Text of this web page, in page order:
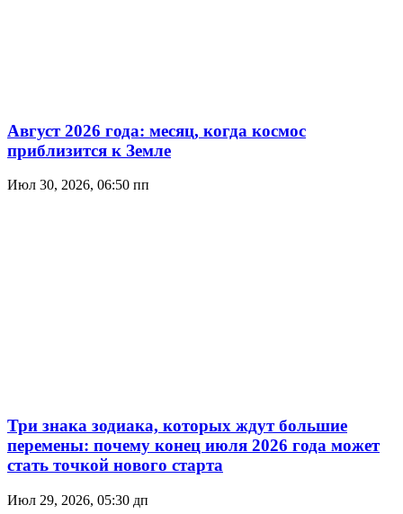
Август 2026 года: месяц, когда космос
приблизится к Земле
Июл 30, 2026, 06:50 пп
Три знака зодиака, которых ждут большие
перемены: почему конец июля 2026 года может
стать точкой нового старта
Июл 29, 2026, 05:30 дп